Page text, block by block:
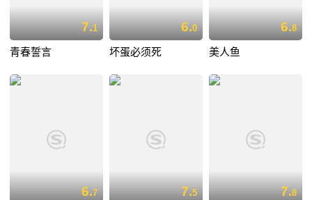
7.1
青春誓言
6.0
坏蛋必须死
6.8
美人鱼
6.7 7.5 7.8